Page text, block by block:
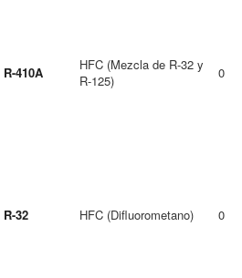
R-410A
HFC (Mezcla de R-32 y
R-125)
0
R-32 HFC (Difluorometano) 0